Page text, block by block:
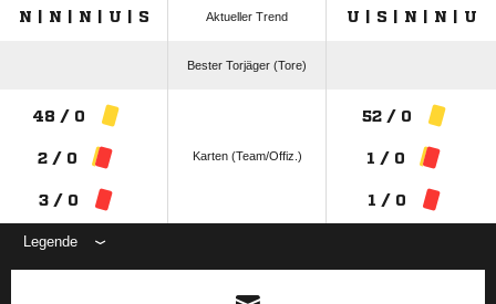
N | N | N | U | S Aktueller Trend U | S | N | N | U
Bester Torjäger (Tore)
48 / 0
2 / 0
3 / 0
Karten (Team/Offiz.)
52 / 0
1 / 0
1 / 0
Legende
ANZEIGE